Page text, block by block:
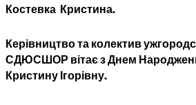
Костевка Кристина.
Керівництво та колектив
СДЮСШОР вітає з Днем
Кристину Ігорівну.